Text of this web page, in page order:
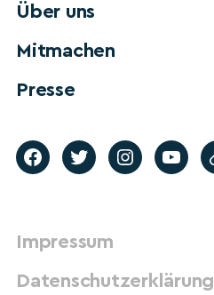
Über uns
Mitmachen
Presse
Impressum
Datenschutzerklärung